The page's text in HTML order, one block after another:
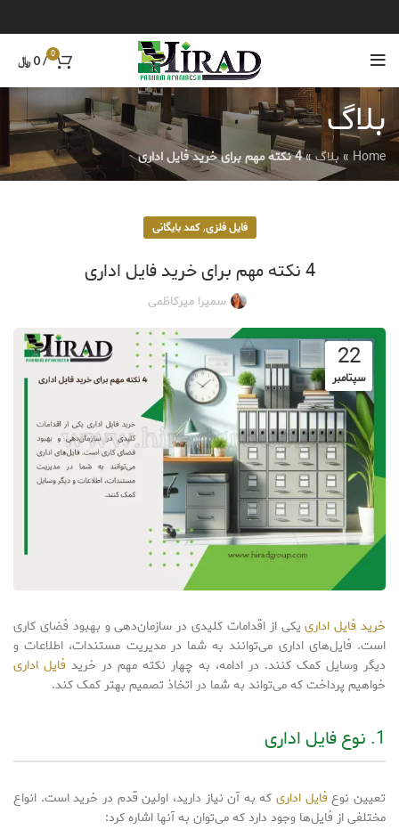
0
/
0 ﷼
بلاگ
Home
»بلاگ»4 نکته مهم برای خرید فایل اداری
فایل فلزی,کمد بایگانی
4 نکته مهم برای خرید فایل اداری
سمیرا میرکاظمی
22
سپتامبر
خرید فایل ادارییکی از اقدامات کلیدی در سازمان‌دهی و بهبود فضای کاری
است. فایل‌های اداری می‌توانند به شما در مدیریت مستندات، اطلاعات و
دیگر وسایل کمک کنند. در ادامه، به چهار نکته مهم در خرید فایل اداری
خواهیم پرداخت که می‌تواند به شما در اتخاذ تصمیم بهتر کمک کند.
1. نوع فایل اداری
تعیین نوع فایل اداریکه به آن نیاز دارید، اولین قدم در خرید است. انواع
مختلفی از فایل‌ها وجود دارد که می‌توان به آنها اشاره کرد: